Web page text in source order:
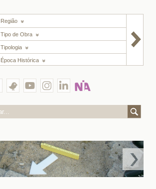
Região
Tipo de Obra
Tipologia
Época Histórica